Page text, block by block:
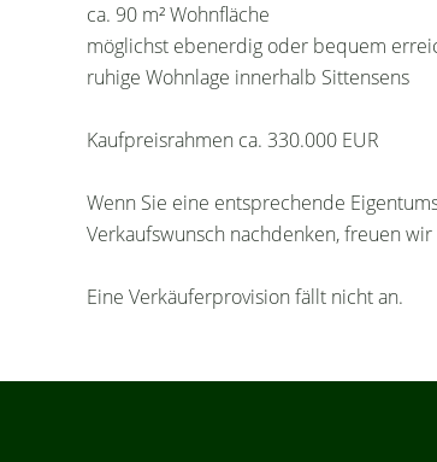
ca. 90 m² Wohnfläche
möglichst ebenerdig oder bequem
ruhige Wohnlage innerhalb Sittensens
Kaufpreisrahmen ca. 330.000 EUR
Wenn Sie eine entsprechende
Verkaufswunsch nachdenken, freuen
Eine Verkäuferprovision fällt nicht an.